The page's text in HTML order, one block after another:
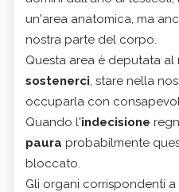
un'area anatomica, ma
nostra parte del corpo.
Questa area è deputata al
sostenerci, stare nella
occuparla con
Quando l'indecisione
paura probabilmente
bloccato.
Gli organi corrispondenti